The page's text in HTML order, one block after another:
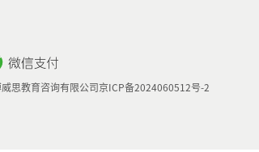
思教育咨询有限公司京ICP备2024060512号-2